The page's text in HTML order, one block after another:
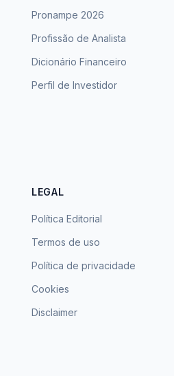
Pronampe 2026
Profissão de Analista
Dicionário Financeiro
Perfil de Investidor
LEGAL
Política Editorial
Termos de uso
Política de privacidade
Cookies
Disclaimer